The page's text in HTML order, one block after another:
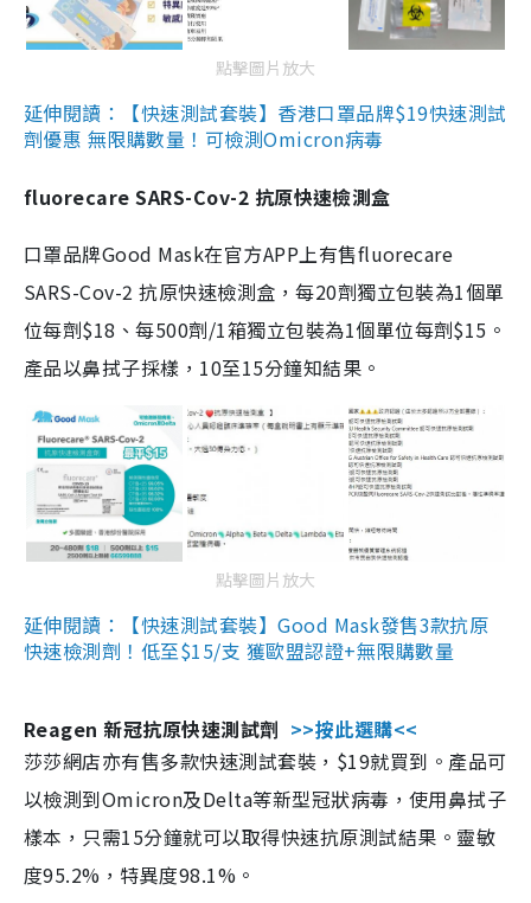
點擊圖片放大
延伸閱讀：【快速測試套裝】香港口罩品牌$19快速測試
劑優惠 無限購數量！可檢測Omicron病毒
fluorecare SARS-Cov-2 抗原快速檢測盒
口罩品牌Good Mask在官方APP上有售fluorecare
SARS-Cov-2 抗原快速檢測盒，每20劑獨立包裝為1個單
位每劑$18、每500劑/1箱獨立包裝為1個單位每劑$15。
產品以鼻拭子採樣，10至15分鐘知結果。
點擊圖片放大
延伸閱讀：【快速測試套裝】Good Mask發售3款抗原
快速檢測劑！低至$15/支 獲歐盟認證+無限購數量
Reagen 新冠抗原快速測試劑 >>按此選購<<
莎莎網店亦有售多款快速測試套裝，$19就買到。產品可
以檢測到Omicron及Delta等新型冠狀病毒，使用鼻拭子
樣本，只需15分鐘就可以取得快速抗原測試結果。靈敏
度95.2%，特異度98.1%。